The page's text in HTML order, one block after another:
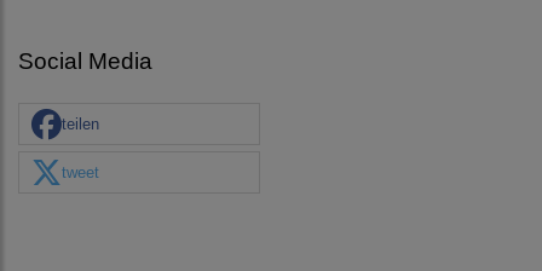
Social Media
teilen
tweet